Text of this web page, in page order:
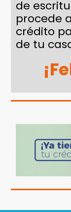
de
procede
crédito
de tu